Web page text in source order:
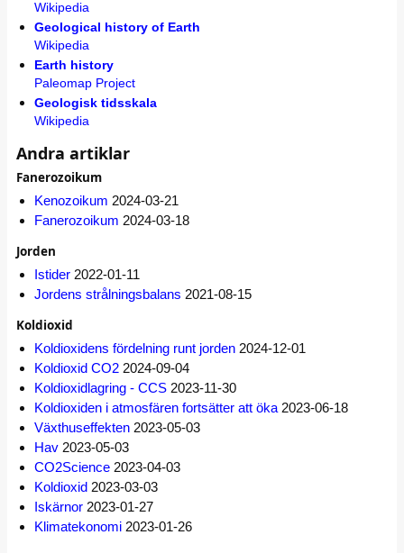
Wikipedia
Geological history of Earth
Wikipedia
Earth history
Paleomap Project
Geologisk tidsskala
Wikipedia
Andra artiklar
Fanerozoikum
Kenozoikum 2024-03-21
Fanerozoikum 2024-03-18
Jorden
Istider 2022-01-11
Jordens strålningsbalans 2021-08-15
Koldioxid
Koldioxidens fördelning runt jorden 2024-12-01
Koldioxid CO2 2024-09-04
Koldioxidlagring - CCS 2023-11-30
Koldioxiden i atmosfären fortsätter att öka 2023-06-18
Växthuseffekten 2023-05-03
Hav 2023-05-03
CO2Science 2023-04-03
Koldioxid 2023-03-03
Iskärnor 2023-01-27
Klimatekonomi 2023-01-26